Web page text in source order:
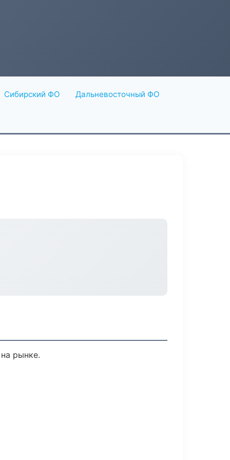
Сибирский ФО Дальневосточный ФО
рынке.